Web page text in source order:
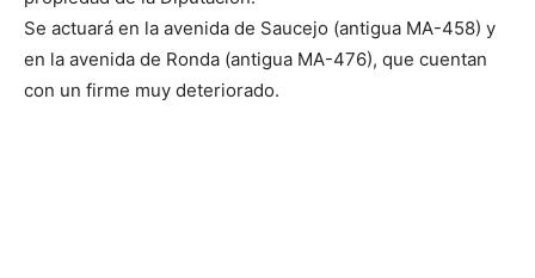
Se actuará en la avenida de Saucejo (antigua MA-458) y
en la avenida de Ronda (antigua MA-476), que cuentan
con un firme muy deteriorado.